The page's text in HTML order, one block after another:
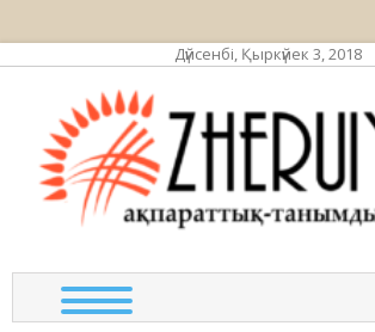
Дүйсенбі, Қыркүйек 3, 2018